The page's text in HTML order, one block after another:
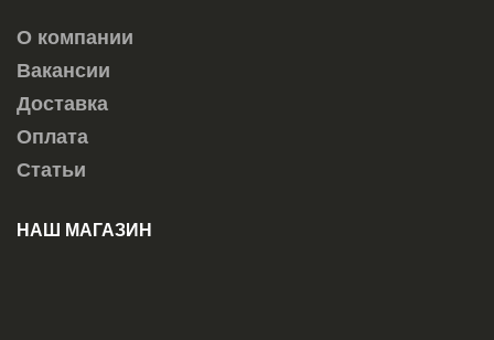
О компании
Вакансии
Доставка
Оплата
Статьи
НАШ МАГАЗИН